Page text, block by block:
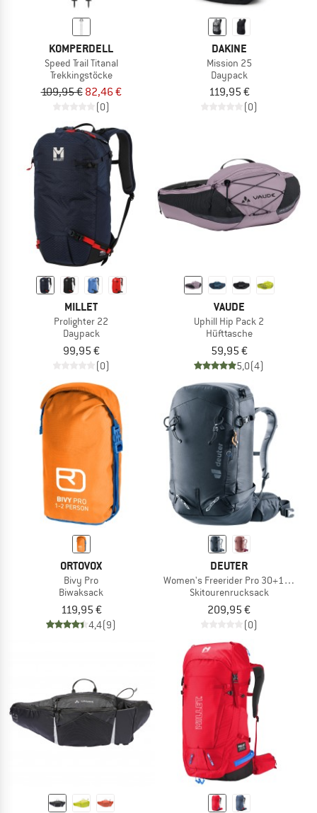
KOMPERDELL
Speed Trail Titanal
Trekkingstöcke
109,95 € 82,46 €
(0)
DAKINE
Mission 25
Daypack
119,95 €
(0)
MILLET
Prolighter 22
Daypack
99,95 €
(0)
VAUDE
Uphill Hip Pack 2
Hüfttasche
59,95 €
5,0(4)
ORTOVOX
Bivy Pro
Biwaksack
119,95 €
4,4(9)
DEUTER
Women's Freerider Pro 30+10 SL
Skitourenrucksack
209,95 €
(0)